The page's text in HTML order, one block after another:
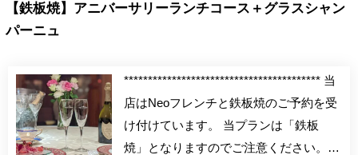
【鉄板焼】アニバーサリーランチコース＋グラスシャン
パーニュ
***************************************** 当
店はNeoフレンチと鉄板焼のご予約を受
け付けています。 当プランは「鉄板
焼」となりますのでご注意ください。